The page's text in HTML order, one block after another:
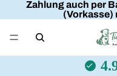
Zahlung auch per
(Vorkasse)